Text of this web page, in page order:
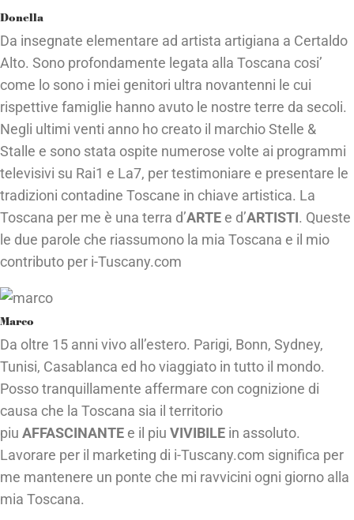
Donella
Da insegnate elementare ad artista artigiana a Certaldo
Alto. Sono profondamente legata alla Toscana cosi’
come lo sono i miei genitori ultra novantenni le cui
rispettive famiglie hanno avuto le nostre terre da secoli.
Negli ultimi venti anno ho creato il marchio Stelle &
Stalle e sono stata ospite numerose volte ai programmi
televisivi su Rai1 e La7, per testimoniare e presentare le
tradizioni contadine Toscane in chiave artistica. La
Toscana per me è una terra d’ARTE e d’ARTISTI. Queste
le due parole che riassumono la mia Toscana e il mio
contributo per i-Tuscany.com
Marco
Da oltre 15 anni vivo all’estero. Parigi, Bonn, Sydney,
Tunisi, Casablanca ed ho viaggiato in tutto il mondo.
Posso tranquillamente affermare con cognizione di
causa che la Toscana sia il territorio
piu AFFASCINANTE e il piu VIVIBILE in assoluto.
Lavorare per il marketing di i-Tuscany.com significa per
me mantenere un ponte che mi ravvicini ogni giorno alla
mia Toscana.